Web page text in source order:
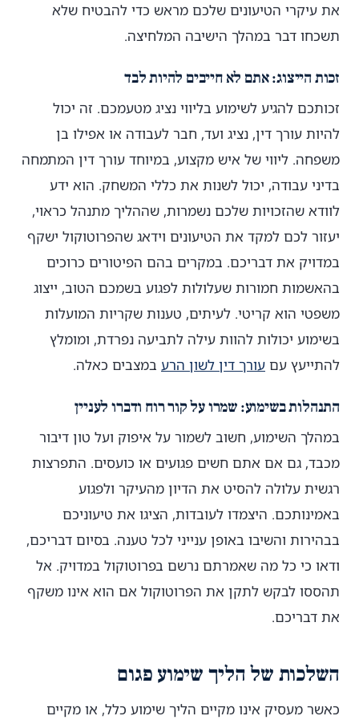
את עיקרי הטיעונים שלכם מראש כדי להבטיח שלא
תשכחו דבר במהלך הישיבה המלחיצה.
זכות הייצוג: אתם לא חייבים להיות לבד
זכותכם להגיע לשימוע בליווי נציג מטעמכם. זה יכול
להיות עורך דין, נציג ועד, חבר לעבודה או אפילו בן
משפחה. ליווי של איש מקצוע, במיוחד עורך דין המתמחה
בדיני עבודה, יכול לשנות את כללי המשחק. הוא ידע
לוודא שהזכויות שלכם נשמרות, שההליך מתנהל כראוי,
יעזור לכם למקד את הטיעונים וידאג שהפרוטוקול ישקף
במדויק את דבריכם. במקרים בהם הפיטורים כרוכים
בהאשמות חמורות שעלולות לפגוע בשמכם הטוב, ייצוג
משפטי הוא קריטי. לעיתים, טענות שקריות המועלות
בשימוע יכולות להוות עילה לתביעה נפרדת, ומומלץ
להתייעץ עם עורך דין לשון הרע במצבים כאלה.
התנהלות בשימוע: שמרו על קור רוח ודברו לעניין
במהלך השימוע, חשוב לשמור על איפוק ועל טון דיבור
מכבד, גם אם אתם חשים פגועים או כועסים. התפרצות
רגשית עלולה להסיט את הדיון מהעיקר ולפגוע
באמינותכם. היצמדו לעובדות, הציגו את טיעוניכם
בבהירות והשיבו באופן ענייני לכל טענה. בסיום דבריכם,
ודאו כי כל מה שאמרתם נרשם בפרוטוקול במדויק. אל
תהססו לבקש לתקן את הפרוטוקול אם הוא אינו משקף
את דבריכם.
השלכות של הליך שימוע פגום
כאשר מעסיק אינו מקיים הליך שימוע כלל, או מקיים